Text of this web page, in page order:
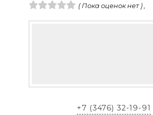
( Пока оценок нет ) ,
+7 (3476) 32-19-91